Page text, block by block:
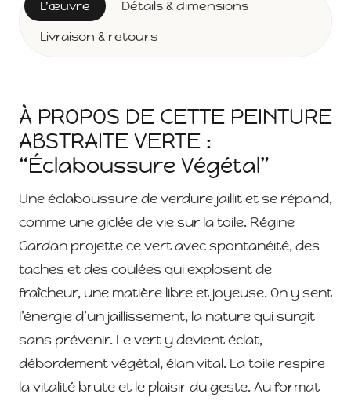
L'œuvre
Détails & dimensions
Livraison & retours
À PROPOS DE CETTE PEINTURE
ABSTRAITE VERTE :
“Éclaboussure Végétal”
Une éclaboussure de verdure jaillit et se répand,
comme une giclée de vie sur la toile. Régine
Gardan projette ce vert avec spontanéité, des
taches et des coulées qui explosent de
fraîcheur, une matière libre et joyeuse. On y sent
l’énergie d’un jaillissement, la nature qui surgit
sans prévenir. Le vert y devient éclat,
débordement végétal, élan vital. La toile respire
la vitalité brute et le plaisir du geste. Au format